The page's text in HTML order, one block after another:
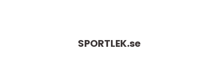
SPORTLEK.se